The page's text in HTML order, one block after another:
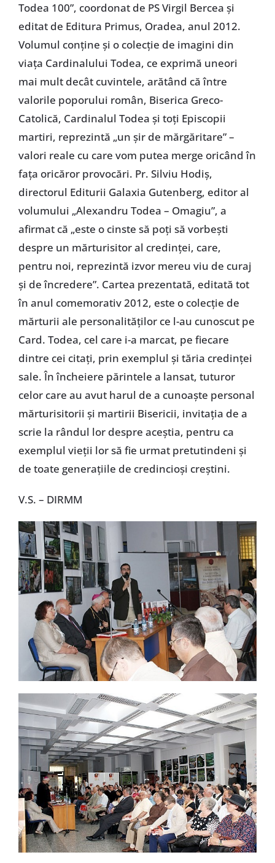
Todea 100”, coordonat de PS Virgil Bercea şi
editat de Editura Primus, Oradea, anul 2012.
Volumul conţine şi o colecţie de imagini din
viaţa Cardinalului Todea, ce exprimă uneori
mai mult decât cuvintele, arătând că între
valorile poporului român, Biserica Greco-
Catolică, Cardinalul Todea şi toţi Episcopii
martiri, reprezintă „un şir de mărgăritare” –
valori reale cu care vom putea merge oricând în
faţa oricăror provocări. Pr. Silviu Hodiş,
directorul Editurii Galaxia Gutenberg, editor al
volumului „Alexandru Todea – Omagiu”, a
afirmat că „este o cinste să poţi să vorbeşti
despre un mărturisitor al credinţei, care,
pentru noi, reprezintă izvor mereu viu de curaj
şi de încredere”. Cartea prezentată, editată tot
în anul comemorativ 2012, este o colecţie de
mărturii ale personalităţilor ce l-au cunoscut pe
Card. Todea, cel care i-a marcat, pe fiecare
dintre cei citaţi, prin exemplul şi tăria credinţei
sale. În încheiere părintele a lansat, tuturor
celor care au avut harul de a cunoaşte personal
mărturisitorii şi martirii Bisericii, invitaţia de a
scrie la rândul lor despre aceştia, pentru ca
exemplul vieţii lor să fie urmat pretutindeni şi
de toate generaţiile de credincioşi creştini.
V.S. – DIRMM